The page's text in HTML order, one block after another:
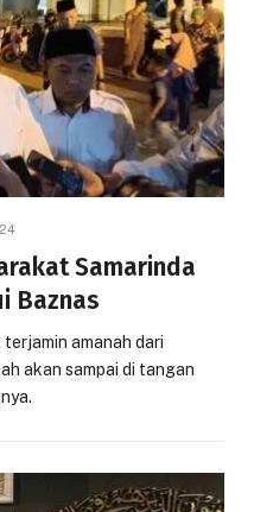
Samarinda
Baznas
amanah dari
akan sampai di tangan